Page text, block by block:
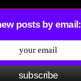
posts by email:
subscribe